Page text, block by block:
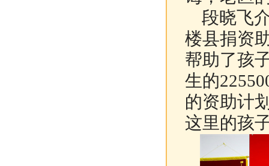
段晓飞
楼县捐资
帮助了孩
生的
的资助计
这里的孩